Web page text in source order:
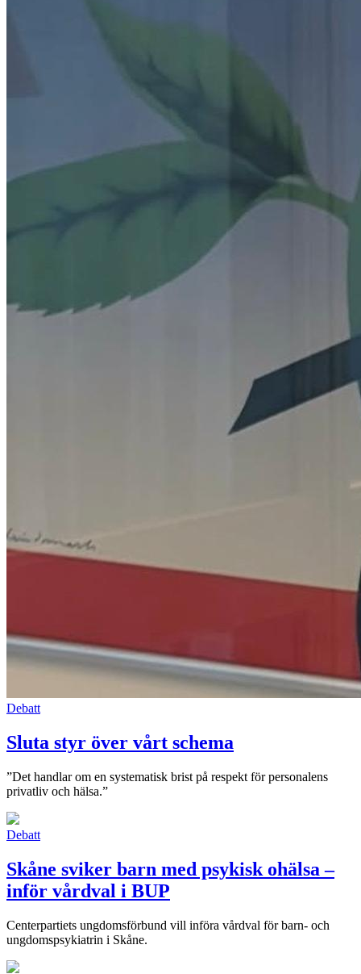
Debatt
Sluta styr över vårt schema
”Det handlar om en systematisk brist på respekt för personalens
privatliv och hälsa.”
Debatt
Skåne sviker barn med psykisk ohälsa –
inför vårdval i BUP
Centerpartiets ungdomsförbund vill införa vårdval för barn- och
ungdomspsykiatrin i Skåne.